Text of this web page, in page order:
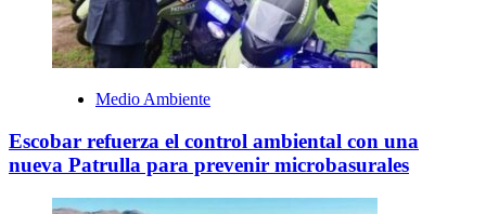
Medio Ambiente
Escobar refuerza el control ambiental con una
nueva Patrulla para prevenir microbasurales